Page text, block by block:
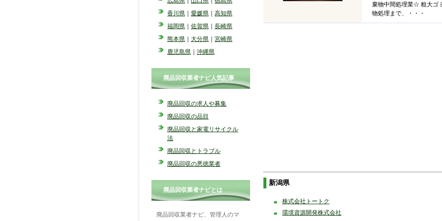
棄物中間処理業☆ 粗大ゴ
物処理まで、・・・
新潟県
株式会社トートク
環境資源開発株式会社
香川県
愛媛県
高知県
福岡県
佐賀県
長崎県
熊本県
大分県
宮崎県
鹿児島県
沖縄県
廃品回収業者ナビ人気記事
廃品回収の求人や募集
廃品回収の品目
廃品回収と家電リサイクル
法
廃品回収とトラブル
廃品回収の悪徳業者
廃品回収業者ナビとは
廃品回収業者ナビ、管理人のマ